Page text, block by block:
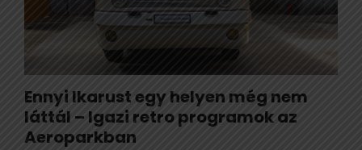
Ennyi Ikarust egy helyen még nem
láttál – Igazi retro programok az
Aeroparkban